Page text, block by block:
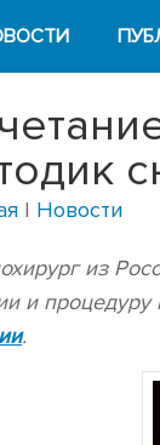
| Новости
из
и
.